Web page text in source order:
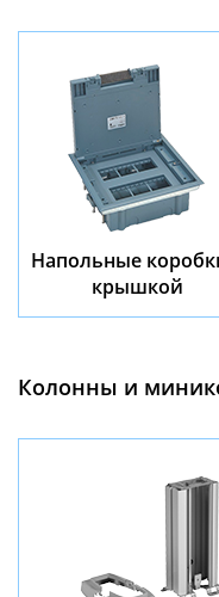
Напольные
крышкой
Колонны и